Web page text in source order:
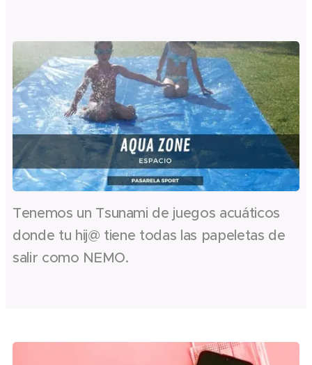
Tenemos un Tsunami de juegos acuáticos
donde tu hij@ tiene todas las papeletas de
salir como NEMO.